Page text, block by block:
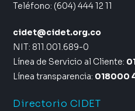
Teléfono: (604) 444 12 11
cidet@cidet.org.co
NIT: 811.001.689-0
Línea de Servicio al Cliente:
Línea transparencia: 018000
Directorio CIDET